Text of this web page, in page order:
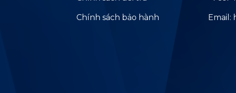
Chính sách bảo hành Email: